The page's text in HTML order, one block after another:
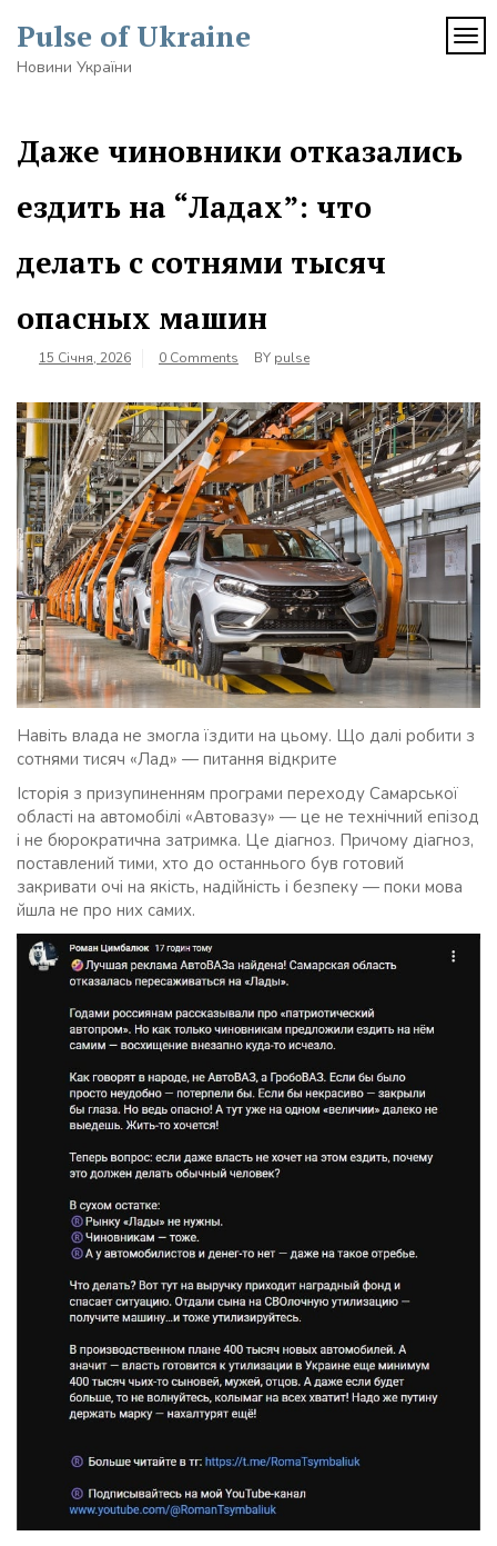
content
Pulse of Ukraine
Новини України
Даже чиновники отказались
ездить на “Ладах”: что
делать с сотнями тысяч
опасных машин
15 Січня, 2026 0 Comments BY pulse
Навіть влада не змогла їздити на цьому. Що далі робити з
сотнями тисяч «Лад» — питання відкрите
Історія з призупиненням програми переходу Самарської
області на автомобілі «Автовазу» — це не технічний епізод
і не бюрократична затримка. Це діагноз. Причому діагноз,
поставлений тими, хто до останнього був готовий
закривати очі на якість, надійність і безпеку — поки мова
йшла не про них самих.